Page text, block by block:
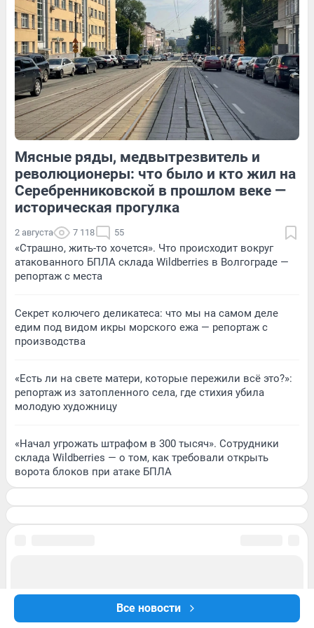
Все новости
14 Обсудить 272 2
57 Обсудить 13 Обсудить
Мясные ряды, медвытрезвитель и
революционеры: что было и кто жил на
Серебренниковской в прошлом веке —
историческая прогулка
2 августа 7 118 55
«Страшно, жить-то хочется». Что происходит вокруг
атакованного БПЛА склада Wildberries в Волгограде —
репортаж с места
Секрет колючего деликатеса: что мы на самом деле
едим под видом икры морского ежа — репортаж с
производства
«Есть ли на свете матери, которые пережили всё это?»:
репортаж из затопленного села, где стихия убила
молодую художницу
«Начал угрожать штрафом в 300 тысяч». Сотрудники
склада Wildberries — о том, как требовали открыть
ворота блоков при атаке БПЛА